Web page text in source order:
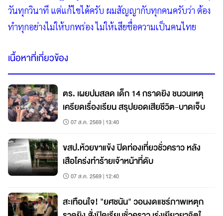
วันทุกวินาที แต่แก้ไขได้ครับ ผมสัญญากับทุกคนครับว่า ต้อง
ทำทุกอย่างไม่ให้บกพร่อง ไม่ให้เสียชื่อความเป็นคนไทย
เนื้อหาที่เกี่ยวข้อง
ตร. เผยปมสลด เด็ก 14 กราดยิง ชนวนเหตุ
เครียดเรื่องเรียน สรุปยอดเสียชีวิต-บาดเจ็บ
07 ส.ค. 2569 | 13:40
ขสป.ห้วยขาแข้ง ปิดท่องเที่ยวชั่วคราว หลัง
เสือโคร่งทำร้ายเจ้าหน้าที่ดับ
07 ส.ค. 2569 | 12:40
สะเทือนใจ! "ยศชนัน" วอนงดแชร์ภาพเหตุก